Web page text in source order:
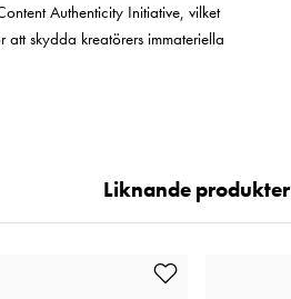
Authenticity Initiative, vilket
skydda kreatörers immateriella
Liknande produkter